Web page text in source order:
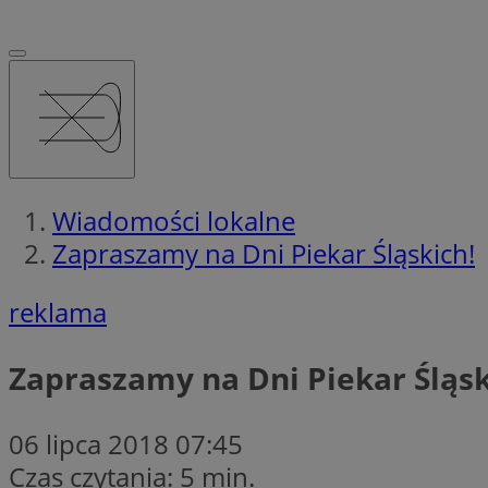
Wiadomości lokalne
Zapraszamy na Dni Piekar Śląskich!
reklama
Zapraszamy na Dni Piekar
06 lipca 2018 07:45
Czas czytania: 5 min.